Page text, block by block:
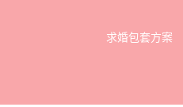
求婚包套方案